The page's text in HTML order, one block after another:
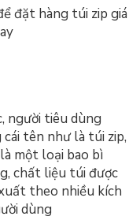
đặt hàng túi zip giá
người tiêu dùng
tên như là túi zip,
một loại bao bì
chất liệu túi được
theo nhiều kích
dùng